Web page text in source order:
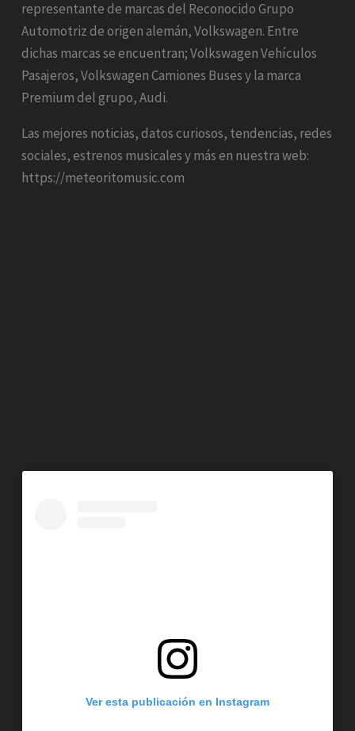
representante de marcas del Reconocido Grupo
Automotriz de origen alemán, Volkswagen. Entre
dichas marcas se encuentran; Volkswagen Vehículos
Pasajeros, Volkswagen Camiones Buses y la marca
Premium del grupo, Audi.
Las mejores noticias, datos curiosos, tendencias, redes
sociales, estrenos musicales y más en nuestra web:
https://meteoritomusic.com
Ver esta publicación en Instagram